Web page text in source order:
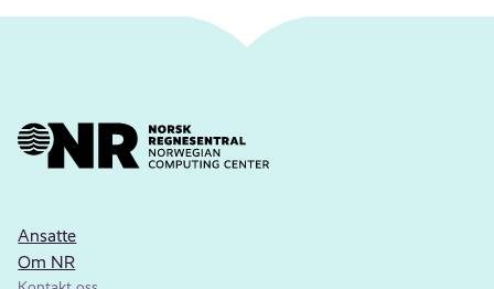
Ansatte
Om NR